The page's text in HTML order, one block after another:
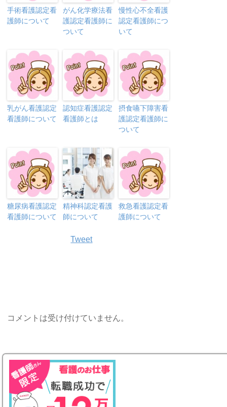
手術看護認定看
護師について
がん化学療法看
護認定看護師に
ついて
慢性心不全看護
認定看護師につ
いて
乳がん看護認定
看護師について
認知症看護認定
看護師とは
摂食嚥下障害看
護認定看護師に
ついて
糖尿病看護認定
看護師について
精神科認定看護
師について
救急看護認定看
護師について
Tweet
コメントは受け付けていません。